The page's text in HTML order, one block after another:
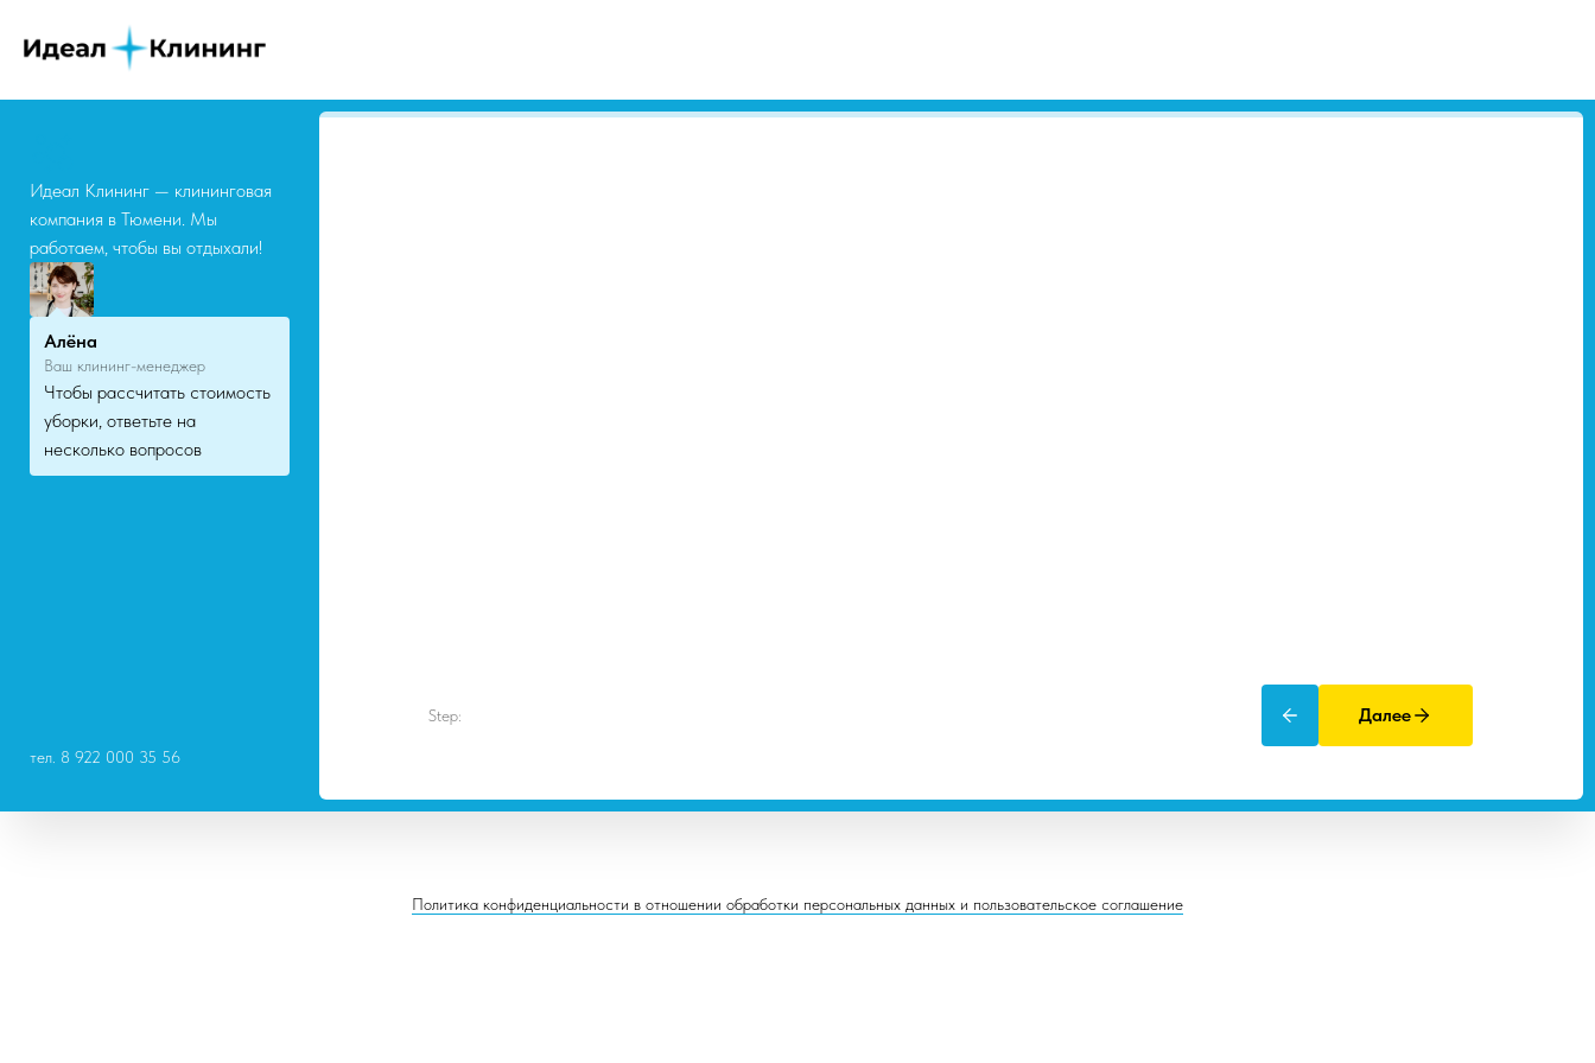
Идеал Клининг — клининговая
компания в Тюмени. Мы
работаем, чтобы вы отдыхали!
Алёна
Ваш клининг-менеджер
Чтобы рассчитать стоимость
уборки, ответьте на
несколько вопросов
тел. 8 922 000 35 56
Step: Далее
Политика конфиденциальности в отношении обработки персональных данных и пользовательское соглашение